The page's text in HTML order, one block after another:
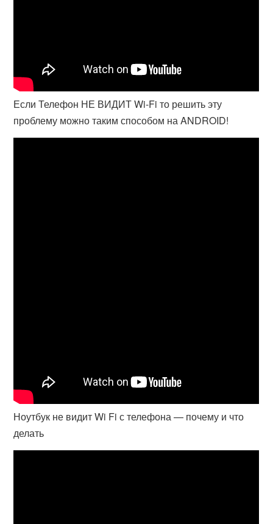
Если Телефон НЕ ВИДИТ Wi-Fi то решить эту
проблему можно таким способом на ANDROID!
Ноутбук не видит Wi Fi с телефона — почему и что
делать